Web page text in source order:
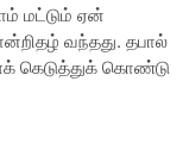
மட்டும் ஏன்
வந்தது. தபால்
கெடுத்துக் கொண்டு